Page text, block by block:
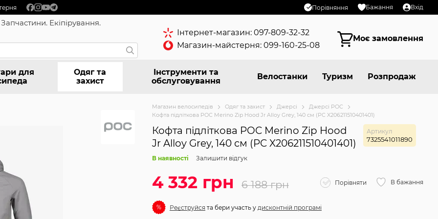
Порівняння Бажання Вхід
Екіпірування.
Інтернет-магазин: 097-809-32-32
Магазин-майстерня: 099-160-25-08
Моє замовлення
для
Одяг та
захист
Інструменти та
обслуговування
Велостанки Туризм Розпродаж
Магазин велосипедів Одяг та захист Джерсі
Джерсі POC
Кофта підліткова POC Merino Zip Hood Jr Alloy Grey, 140 см (PC X206211510401401)
Кофта підліткова POC Merino Zip Hood
Jr Alloy Grey, 140 см (PC X206211510401401)
Артикул
7325541011890
В наявності Залишити відгук
4 332 грн 6 188 грн Порівняти В бажання
% Реєструйся та бери участь у дисконтній програмі